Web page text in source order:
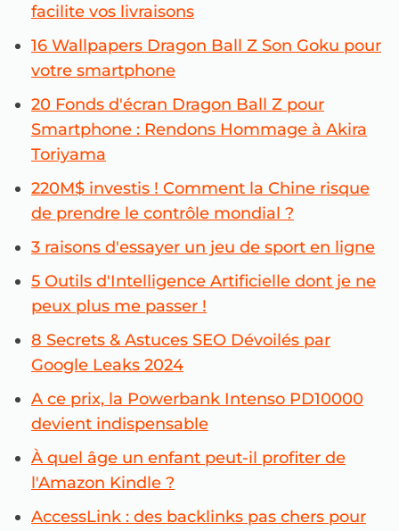
facilite vos livraisons
16 Wallpapers Dragon Ball Z Son Goku pour
votre smartphone
20 Fonds d'écran Dragon Ball Z pour
Smartphone : Rendons Hommage à Akira
Toriyama
220M$ investis ! Comment la Chine risque
de prendre le contrôle mondial ?
3 raisons d'essayer un jeu de sport en ligne
5 Outils d'Intelligence Artificielle dont je ne
peux plus me passer !
8 Secrets & Astuces SEO Dévoilés par
Google Leaks 2024
A ce prix, la Powerbank Intenso PD10000
devient indispensable
À quel âge un enfant peut-il profiter de
l'Amazon Kindle ?
AccessLink : des backlinks pas chers pour